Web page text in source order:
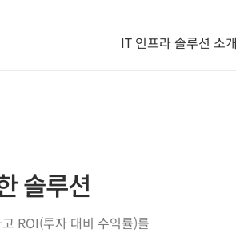
IT 인프라 솔루션 소개
솔루션
ROI(투자 대비 수익률)를